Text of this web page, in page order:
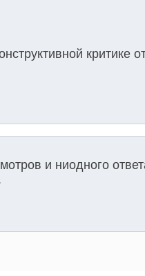
критике
и ниодного